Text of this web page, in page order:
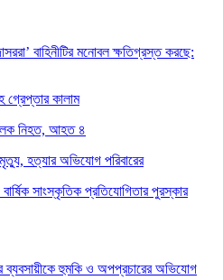
বাহিনীটির মনোবল ক্ষতিগ্রস্ত করছে:
গ্রেপ্তার কালাম
নিহত, আহত ৪
মৃত্যু, হত্যার অভিযোগ পরিবারের
সাংস্কৃতিক প্রতিযোগিতার পুরস্কার
ব্যবসায়ীকে হুমকি ও অপপ্রচারের অভিযোগ